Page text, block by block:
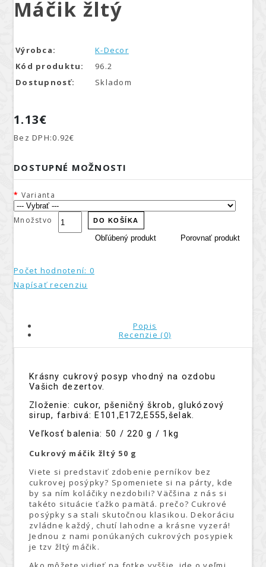
Máčik žltý
Výrobca:
K-Decor
Kód produktu:
96.2
Dostupnosť:
Skladom
1.13€
Bez DPH:0.92€
DOSTUPNÉ MOŽNOSTI
Varianta
Množstvo DO KOŠÍKA
Obľúbený produkt Porovnať produkt
Počet hodnotení: 0
Napísať recenziu
Popis
Recenzie (0)
Krásny cukrový posyp vhodný na ozdobu
Vašich dezertov.
Zloženie: cukor, pšeničný škrob, glukózový
sirup, farbivá: E101,E172,E555,šelak.
Veľkosť balenia: 50 / 220 g / 1kg
Cukrový máčik žltý 50 g
Viete si predstaviť zdobenie perníkov bez
cukrovej posýpky? Spomeniete si na párty, kde
by sa ním koláčiky nezdobili? Väčšina z nás si
takéto situácie ťažko pamätá. prečo? Cukrové
posýpky sa stali skutočnou klasikou. Dekoráciu
zvládne každý, chutí lahodne a krásne vyzerá!
Jednou z nami ponúkaných cukrových posypiek
je tzv žltý máčik.